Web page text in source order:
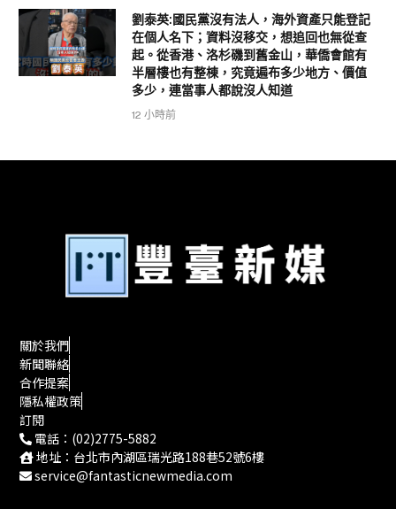
劉泰英:國民黨沒有法人，海外資產只能登記
在個人名下；資料沒移交，想追回也無從查
起。從香港、洛杉磯到舊金山，華僑會館有
半層樓也有整棟，究竟遍布多少地方、價值
多少，連當事人都說沒人知道
12 小時前
關於我們
新聞聯絡
合作提案
隱私權政策
訂閱
電話：(02)2775-5882
地址：台北市內湖區瑞光路188巷52號6樓
service@fantasticnewmedia.com